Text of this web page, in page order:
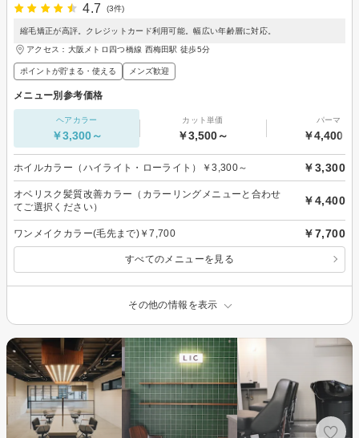
4.7
(3件)
縮毛矯正が高評。クレジットカード利用可能。幅広い年齢層に対応。
アクセス：大阪メトロ四つ橋線 西梅田駅 徒歩5分
ポイントが貯まる・使える メンズ歓迎
メニュー別参考価格
ヘアカラー
￥3,300～
カット単価
￥3,500～
パーマ
￥4,400～
ホイルカラー（ハイライト・ローライト）￥3,300～ ￥3,300
オベリスク髪質改善カラー（カラーリングメニューと合わせ
てご選択ください）
￥4,400
ワンメイクカラー(毛先まで)￥7,700 ￥7,700
すべてのメニューを見る
その他の情報を表示